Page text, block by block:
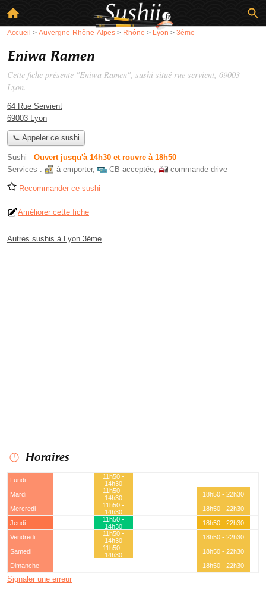
Accueil > Auvergne-Rhône-Alpes > Rhône > Lyon > 3ème
Eniwa Ramen
Cette fiche présente "Eniwa Ramen", sushi situé rue servient, 69003
Lyon.
64 Rue Servient
69003 Lyon
📞 Appeler ce sushi
Sushi - Ouvert jusqu'à 14h30 et rouvre à 18h50
Services :
à emporter, CB acceptée, commande drive
Recommander ce sushi
Améliorer cette fiche
Autres sushis à Lyon 3ème
Horaires
Lundi
11h50 -
14h30
Mardi
11h50 -
14h30
18h50 - 22h30
Mercredi
11h50 -
14h30
18h50 - 22h30
Jeudi
11h50 -
14h30
18h50 - 22h30
Vendredi
11h50 -
14h30
18h50 - 22h30
Samedi
11h50 -
14h30
18h50 - 22h30
Dimanche
18h50 - 22h30
Signaler une erreur